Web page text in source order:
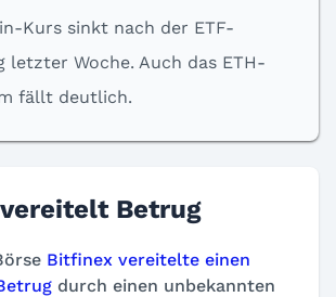
Kurs sinkt nach der ETF-
letzter Woche. Auch das ETH-
fällt deutlich.
Betrug
Bitfinex vereitelte einen
durch einen unbekannten